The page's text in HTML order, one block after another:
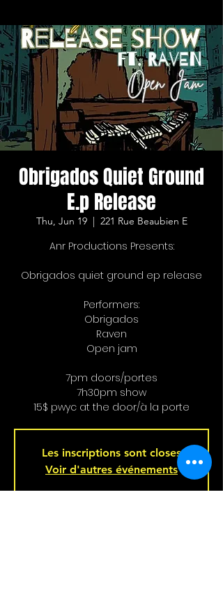
Obrigados Quiet Ground
E.p Release
Thu, Jun 19
  |
221 Rue Beaubien E
Anr Productions Presents:
Obrigados quiet ground ep release
Performers:
Obrigados
Raven
Open jam
7pm doors/portes
7h30pm show
15$ pwyc at the door/à la porte
Les inscriptions sont closes
Voir d'autres événements